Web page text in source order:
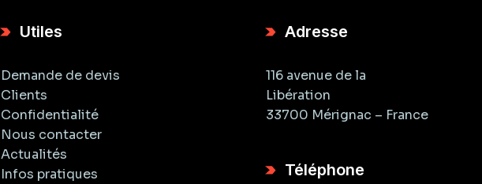
Utiles
Demande de devis
Clients
Confidentialité
Nous contacter
Actualités
Infos pratiques
Adresse
116 avenue de la
Libération
33700 Mérignac – France
Téléphone